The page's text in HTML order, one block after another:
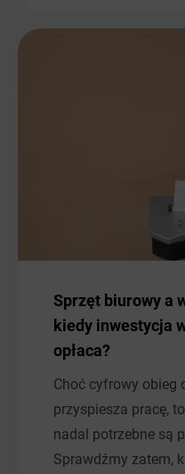
Sprzęt biurowy a
kiedy inwestycja
opłaca?
Choć cyfrowy obieg
przyspiesza pracę,
nadal potrzebne są
Sprawdźmy zatem,